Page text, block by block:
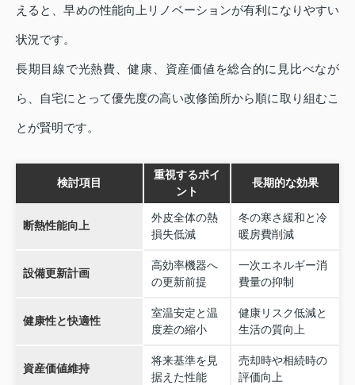
えると、早めの性能向上リノベーションが有利になりやすい
状況です。
長期目線で光熱費、健康、資産価値を総合的に見比べなが
ら、自宅にとって優先度の高い改修箇所から順に取り組むこ
とが賢明です。
検討項目
重視するポイ
ント
長期的な効果
断熱性能向上
外皮全体の熱
損失低減
冬の寒さ緩和と冷
暖房費削減
設備更新計画
高効率機器へ
の更新前提
一次エネルギー消
費量の抑制
健康性と快適性
室温安定と温
度差の縮小
健康リスク低減と
生活の質向上
資産価値維持
将来基準を見
据えた性能
売却時や相続時の
評価向上